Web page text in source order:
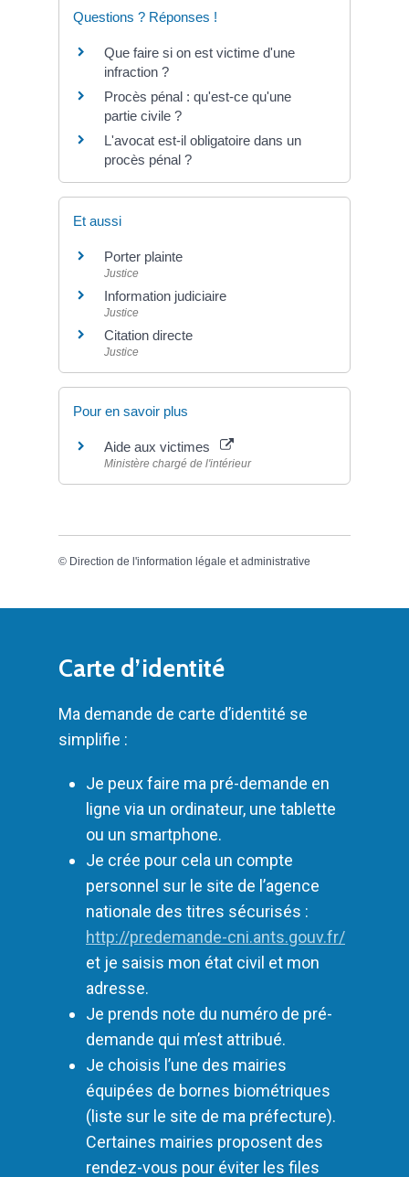
Questions ? Réponses !
Que faire si on est victime d'une
infraction ?
Procès pénal : qu'est-ce qu'une
partie civile ?
L'avocat est-il obligatoire dans un
procès pénal ?
Et aussi
Porter plainte
Justice
Information judiciaire
Justice
Citation directe
Justice
Pour en savoir plus
Aide aux victimes
Ministère chargé de l'intérieur
© Direction de l'information légale et administrative
Carte d’identité
Ma demande de carte d’identité se
simplifie :
Je peux faire ma pré-demande en
ligne via un ordinateur, une tablette
ou un smartphone.
Je crée pour cela un compte
personnel sur le site de l’agence
nationale des titres sécurisés :
http://predemande-cni.ants.gouv.fr/
et je saisis mon état civil et mon
adresse.
Je prends note du numéro de pré-
demande qui m’est attribué.
Je choisis l’une des mairies
équipées de bornes biométriques
(liste sur le site de ma préfecture).
Certaines mairies proposent des
rendez-vous pour éviter les files